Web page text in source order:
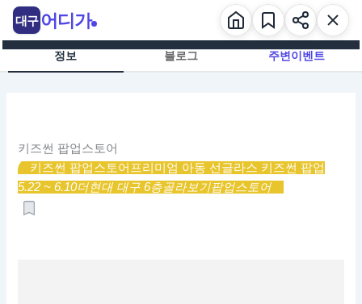
츠
정보 블로그 주변이벤트
키즈썬 팝업스토어
키즈썬 팝업스토어 프리미엄 아동 선글라스 키즈썬 팝업
5.22 ~ 6.10더현대 대구 6층골라보기팝업스토어
대구 어디가